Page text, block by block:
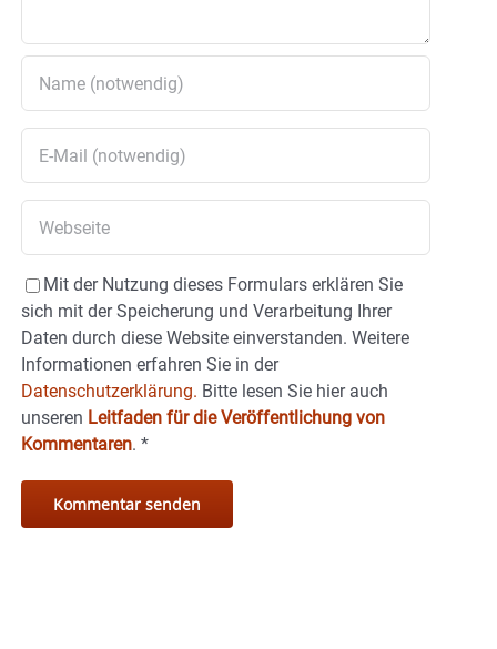
Mit der Nutzung dieses Formulars erklären Sie
sich mit der Speicherung und Verarbeitung Ihrer
Daten durch diese Website einverstanden. Weitere
Informationen erfahren Sie in der
Datenschutzerklärung. Bitte lesen Sie hier auch
unseren Leitfaden für die Veröffentlichung von
Kommentaren. *